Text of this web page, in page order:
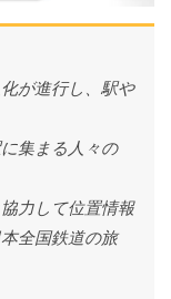
が進行し、駅や
集まる人々の
力して位置情報
全国鉄道の旅